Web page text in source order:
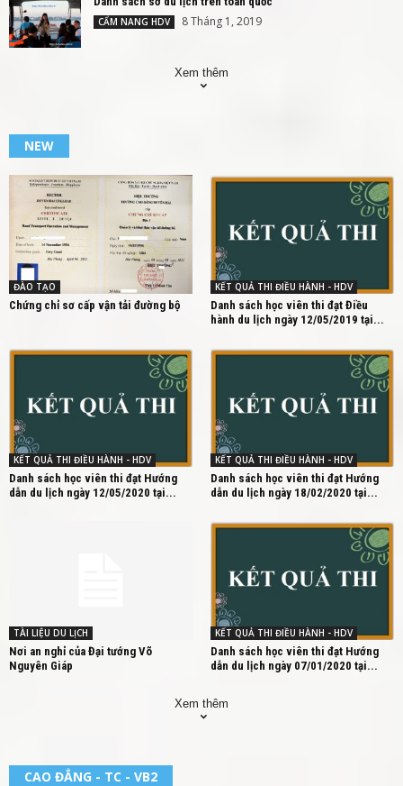
CẨM NANG HDV 8 Tháng 1, 2019
Xem thêm
NEW
ĐÀO TẠO
Chứng chỉ sơ cấp vận tải đường bộ
KẾT QUẢ THI ĐIỀU HÀNH - HDV
Danh sách học viên thi đạt Điều
hành du lịch ngày 12/05/2019 tại...
KẾT QUẢ THI ĐIỀU HÀNH - HDV
Danh sách học viên thi đạt Hướng
dẫn du lịch ngày 12/05/2020 tại...
KẾT QUẢ THI ĐIỀU HÀNH - HDV
Danh sách học viên thi đạt Hướng
dẫn du lịch ngày 18/02/2020 tại...
TÀI LIỆU DU LỊCH
Nơi an nghỉ của Đại tướng Võ
Nguyên Giáp
KẾT QUẢ THI ĐIỀU HÀNH - HDV
Danh sách học viên thi đạt Hướng
dẫn du lịch ngày 07/01/2020 tại...
Xem thêm
CAO ĐẲNG - TC - VB2